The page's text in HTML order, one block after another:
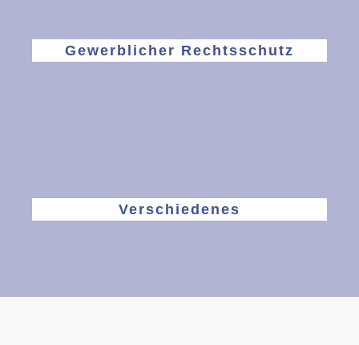
Gewerblicher Rechtsschutz
Verschiedenes